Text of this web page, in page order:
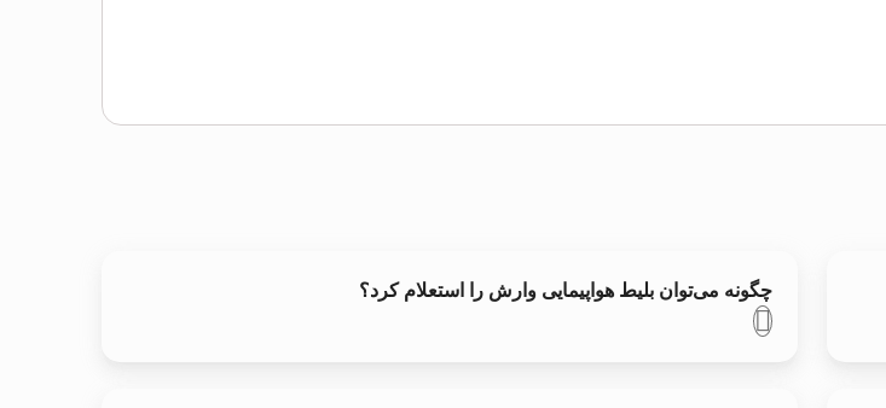
چگونه می‌توان بلیط هواپیمایی وارش را استعلام کرد؟